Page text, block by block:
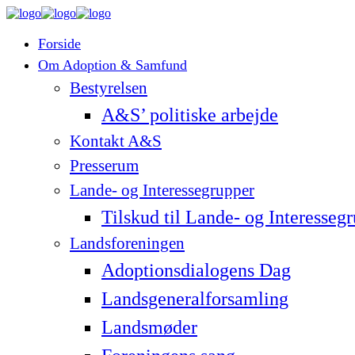
Forside
Om Adoption & Samfund
Bestyrelsen
A&S’ politiske arbejde
Kontakt A&S
Presserum
Lande- og Interessegrupper
Tilskud til Lande- og
Landsforeningen
Adoptionsdialogens Dag
Landsgeneralforsamling
Landsmøder